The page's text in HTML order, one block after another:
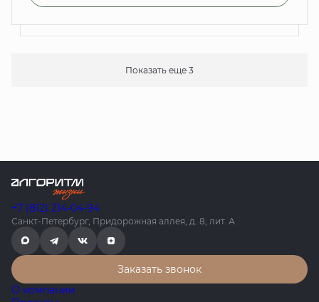
Показать еще 3
+7 (812) 214-04-94
Санкт-Петербург, Придорожная аллея, д. 8, лит. А
Заказать звонок
О компании